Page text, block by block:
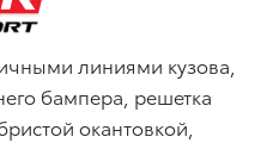
линиями кузова,
бампера, решетка
окантовкой,